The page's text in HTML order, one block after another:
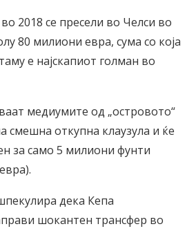
2018 се пресели во Челси во
80 милиони евра, сума со која
е најскапиот голман во
медиумите од „островото“
смешна откупна клаузула и ќе
за само 5 милиони фунти
дека Кепа
шокантен трансфер во